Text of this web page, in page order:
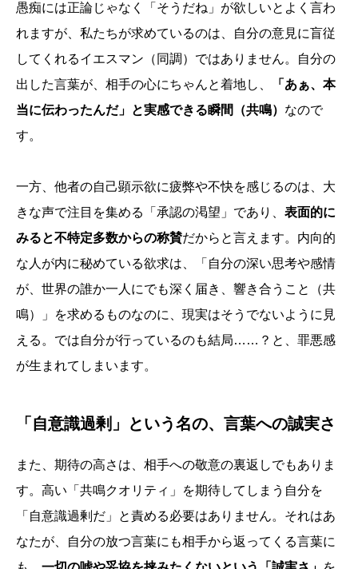
愚痴には正論じゃなく「そうだね」が欲しいとよく言わ
れますが、私たちが求めているのは、自分の意見に盲従
してくれるイエスマン（同調）ではありません。自分の
出した言葉が、相手の心にちゃんと着地し、
「あぁ、本
当に伝わったんだ」と実感できる瞬間（共鳴） なので
す。
一方、他者の自己顕示欲に疲弊や不快を感じるのは、大
きな声で注目を集める「承認の渇望」であり、 表面的に
みると不特定多数からの称賛だからと言えます。内向的
な人が内に秘めている欲求は、「自分の深い思考や感情
が、世界の誰か一人にでも深く届き、響き合うこと（共
鳴）」を求めるものなのに、現実はそうでないように見
える。では自分が行っているのも結局……？と、罪悪感
が生まれてしまいます。
「自意識過剰」という名の、言葉への誠実さ
また、期待の高さは、相手への敬意の裏返しでもありま
す。高い「共鳴クオリティ」を期待してしまう自分を
「自意識過剰だ」と責める必要はありません。それはあ
なたが、自分の放つ言葉にも相手から返ってくる言葉に